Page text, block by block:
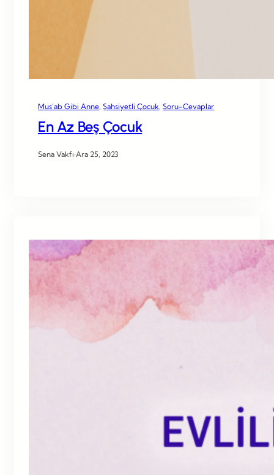
Mus’ab Gibi Anne Şahsiyetli Çocuk Soru-Cevaplar
En Az Beş Çocuk
Sena Vakfı·Ara 25, 2023